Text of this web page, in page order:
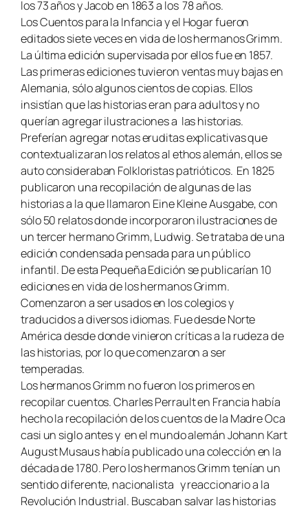
los 73 años y Jacob en 1863 a los 78 años.
Los Cuentos para la Infancia y el Hogar fueron
editados siete veces en vida de los hermanos Grimm.
La última edición supervisada por ellos fue en 1857.
Las primeras ediciones tuvieron ventas muy bajas en
Alemania, sólo algunos cientos de copias. Ellos
insistían que las historias eran para adultos y no
querían agregar ilustraciones a las historias.
Preferían agregar notas eruditas explicativas que
contextualizaran los relatos al ethos alemán, ellos se
auto consideraban Folkloristas patrióticos. En 1825
publicaron una recopilación de algunas de las
historias a la que llamaron Eine Kleine Ausgabe,con
sólo 50 relatos donde incorporaron ilustraciones de
un tercer hermano Grimm, Ludwig. Se trataba de una
edición condensada pensada para un público
infantil. De esta Pequeña Edición se publicarían 10
ediciones en vida de los hermanos Grimm.
Comenzaron a ser usados en los colegios y
traducidos a diversos idiomas. Fue desde Norte
América desde donde vinieron críticas a la rudeza de
las historias, por lo que comenzaron a ser
temperadas.
Los hermanos Grimm no fueron los primeros en
recopilar cuentos. Charles Perrault en Francia había
hecho la recopilación de los cuentos de la Madre Oca
casi un siglo antes y en el mundo alemán Johann Kart
August Musaus había publicado una colección en la
década de 1780. Pero los hermanos Grimm tenían un
sentido diferente, nacionalista y reaccionario a la
Revolución Industrial. Buscaban salvar las historias